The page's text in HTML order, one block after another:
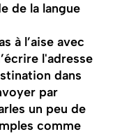
de la langue
à l’aise avec
l'adresse
dans
par
un peu de
comme